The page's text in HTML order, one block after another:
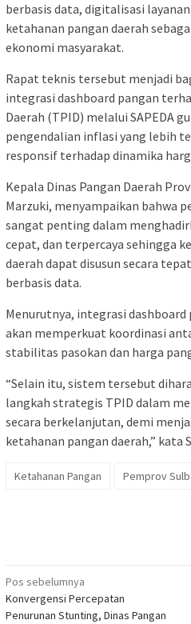
berbasis data, digitalisasi
ketahanan pangan daerah
ekonomi masyarakat.
Rapat teknis tersebut menjadi
integrasi dashboard pangan
Daerah (TPID) melalui SAPEDA
pengendalian inflasi yang lebih
responsif terhadap dinamika
Kepala Dinas Pangan Daerah
Marzuki, menyampaikan bahwa
sangat penting dalam
cepat, dan terpercaya sehingga
daerah dapat disusun secara
berbasis data.
Menurutnya, integrasi dashboard
akan memperkuat koordinasi
stabilitas pasokan dan harga
“Selain itu, sistem tersebut
langkah strategis TPID dalam
secara berkelanjutan, demi
ketahanan pangan daerah,” kata
Ketahanan Pangan Pemprov
Navigasi
pos
Pos sebelumnya
Konvergensi Percepatan
Penurunan Stunting, Dinas Pangan